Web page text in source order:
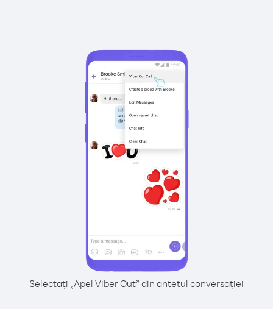
Selectați „Apel Viber Out” din antetul conversației